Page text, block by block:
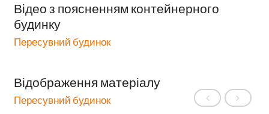
Відео з поясненням контейнерного
будинку
Пересувний будинок
Відображення матеріалу
Пересувний будинок